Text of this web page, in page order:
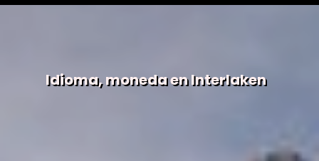
Idioma, moneda en Interlaken